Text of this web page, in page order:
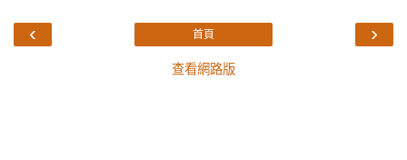
‹ ›
首頁
查看網路版